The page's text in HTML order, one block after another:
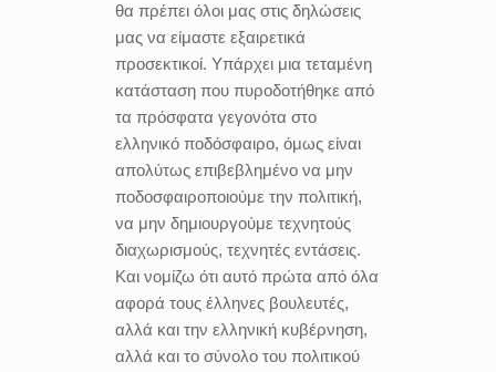
θα πρέπει όλοι μας στις δηλώσεις
μας να είμαστε εξαιρετικά
προσεκτικοί. Υπάρχει μια τεταμένη
κατάσταση που πυροδοτήθηκε από
τα πρόσφατα γεγονότα στο
ελληνικό ποδόσφαιρο, όμως είναι
απολύτως επιβεβλημένο να μην
ποδοσφαιροποιούμε την πολιτική,
να μην δημιουργούμε τεχνητούς
διαχωρισμούς, τεχνητές εντάσεις.
Και νομίζω ότι αυτό πρώτα από όλα
αφορά τους έλληνες βουλευτές,
αλλά και την ελληνική κυβέρνηση,
αλλά και το σύνολο του πολιτικού